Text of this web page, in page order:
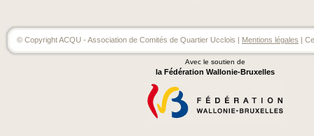
© Copyright ACQU - Association de Comités de Quartier Ucclois | Mentions légales |
Avec le soutien de
la Fédération Wallonie-Bruxelles